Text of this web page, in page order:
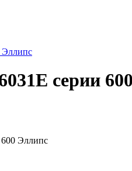
серии
Эллипс